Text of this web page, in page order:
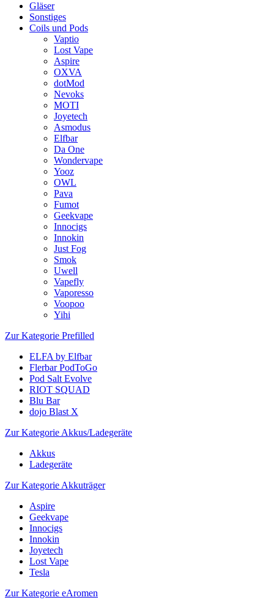
Gläser
Sonstiges
Coils und Pods
Vaptio
Lost Vape
Aspire
OXVA
dotMod
Nevoks
MOTI
Joyetech
Asmodus
Elfbar
Da One
Wondervape
Yooz
OWL
Pava
Fumot
Geekvape
Innocigs
Innokin
Just Fog
Smok
Uwell
Vapefly
Vaporesso
Voopoo
Yihi
Zur Kategorie Prefilled
ELFA by Elfbar
Flerbar PodToGo
Pod Salt Evolve
RIOT SQUAD
Blu Bar
dojo Blast X
Zur Kategorie Akkus/Ladegeräte
Akkus
Ladegeräte
Zur Kategorie Akkuträger
Aspire
Geekvape
Innocigs
Innokin
Joyetech
Lost Vape
Tesla
Zur Kategorie eAromen